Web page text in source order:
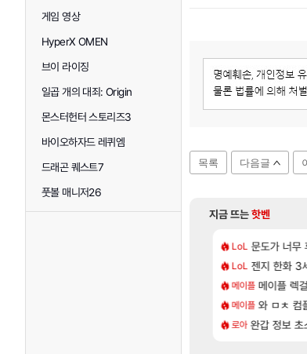
게임 영상
HyperX OMEN
브이 라이징
일곱 개의 대죄: Origin
몬스터헌터 스토리즈3
바이오하자드 레퀴엠
드래곤 퀘스트7
풋볼 매니저26
목록 다음글
지금 뜨는핫벤
LoL 문도가 너무
LoL 젠지 한화 3
메이플 메이플 렉
메이플 와 ㅁㅊ 컴
로아 완갑 정보 초
여행 7년만에
아스오라 「에린
해외겜 스위치
비스트 쿠를 먼
리싱크드 리싱